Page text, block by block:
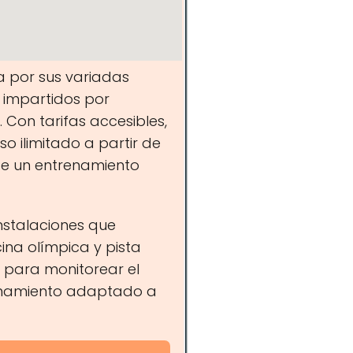
por sus variadas
impartidos por
tarifas accesibles,
ilimitado a partir de
un entrenamiento
que
olímpica y pista
monitorear el
adaptado a